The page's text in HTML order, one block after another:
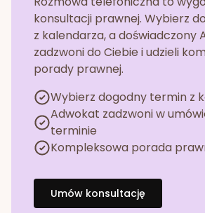
konsultacji prawnej. Wybierz
z kalendarza, a doświadczony
zadzwoni do Ciebie i udzieli
porady prawnej.
Wybierz dogodny termin z
Adwokat zadzwoni w
terminie
Kompleksowa porada
Umów konsultację